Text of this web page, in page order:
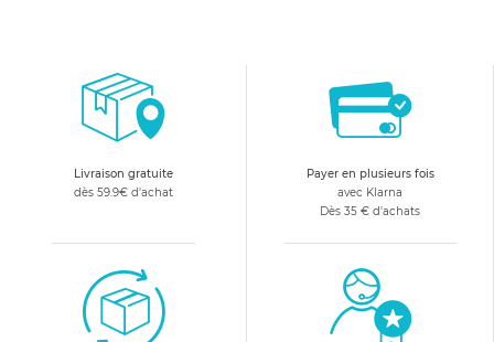
Livraison gratuite
dès 59.9€ d'achat
Payer en plusieurs fois
avec Klarna
Dès 35 € d'achats